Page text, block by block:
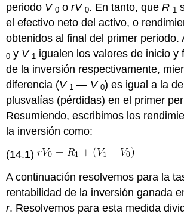
periodo V 0 orV 0. En tanto, queR 1
el efectivo neto del activo, o
obtenidos al final del primer periodo.
0 y V 1 igualen los valores de inicio y
de la inversión respectivamente,
diferencia (V 1 — V 0) es igual a la
plusvalías (pérdidas) en el primer
Resumiendo, escribimos los
la inversión como:
(14.1)
A continuación resolvemos para la
rentabilidad de la inversión ganada
r. Resolvemos para esta medida